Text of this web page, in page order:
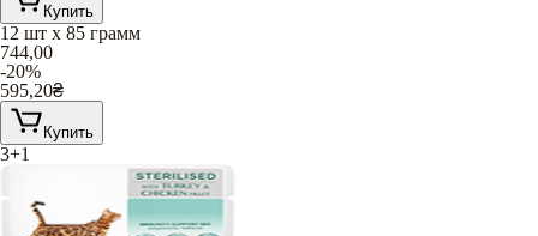
Купить
12 шт х 85 грамм
744,00
-20%
595,20₴
Купить
3+1